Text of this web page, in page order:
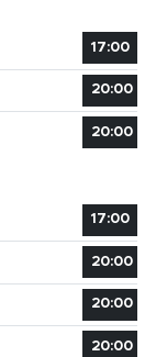
17:00
20:00
20:00
17:00
20:00
20:00
20:00